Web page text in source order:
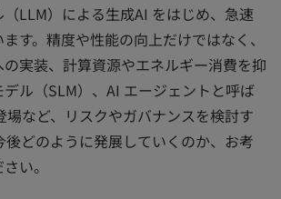
LLM）による生成AI をはじめ、急速
す。精度や性能の向上だけではなく、
実装、計算資源やエネルギー消費を抑
ル（SLM）、AI エージェントと呼ば
場など、リスクやガバナンスを検討す
後どのように発展していくのか、お考
い。